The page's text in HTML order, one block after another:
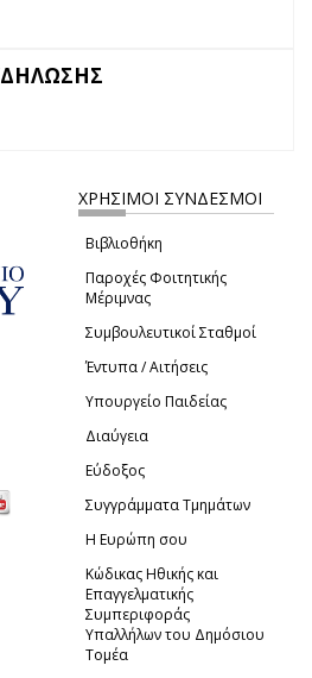
sends e-mail)
ΧΡΗΣΙΜΟΙ ΣΥΝΔΕΣΜΟΙ
Βιβλιοθήκη
Παροχές Φοιτητικής
Μέριμνας
Συμβουλευτικοί Σταθμοί
Έντυπα / Αιτήσεις
Υπουργείο Παιδείας
Διαύγεια
Εύδοξος
Συγγράμματα Τμημάτων
Η Ευρώπη σου
Κώδικας Ηθικής και
Επαγγελματικής
Συμπεριφοράς
Υπαλλήλων του Δημόσιου
Τομέα